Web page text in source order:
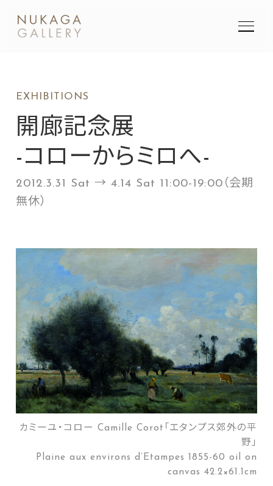
EXHIBITIONS
開廊記念展
-コローからミロへ-
2012.3.31 Sat → 4.14 Sat 11:00-19:00（会期
無休）
カミーユ・コロー Camille Corot「エタンプス郊外の平
野」
Plaine aux environs d’Etampes 1855-60 oil on
canvas 42.2×61.1cm